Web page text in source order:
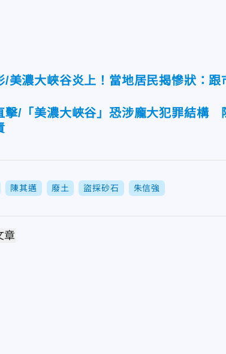
/美濃大峽谷炎上！當地居民揭慘狀：跟
擊/「美濃大峽谷」恐涉龐大犯罪結構
陳其邁 廢土 盜採砂石 朱信強
章